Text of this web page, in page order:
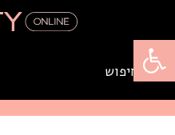
פתח סרגל נגישות